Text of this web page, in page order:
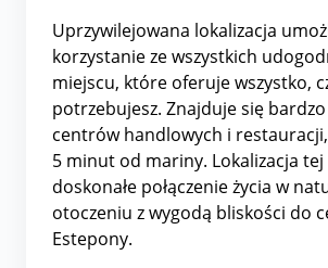
Uprzywilejowana lokalizacja
korzystanie ze wszystkich
miejscu, które oferuje wszystko,
potrzebujesz. Znajduje się
centrów handlowych i
5 minut od mariny. Lokalizacja
doskonałe połączenie życia w
otoczeniu z wygodą bliskości do
Estepony.